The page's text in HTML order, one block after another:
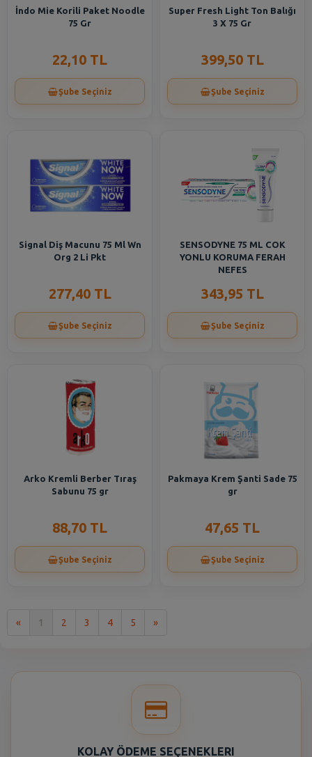
İndo Mie Korili Paket Noodle
75 Gr
22,10 TL
Şube Seçiniz
Super Fresh Light Ton Balığı
3 X 75 Gr
399,50 TL
Şube Seçiniz
Signal Diş Macunu 75 Ml Wn
Org 2 Li Pkt
277,40 TL
Şube Seçiniz
SENSODYNE 75 ML COK
YONLU KORUMA FERAH
NEFES
343,95 TL
Şube Seçiniz
Arko Kremli Berber Tıraş
Sabunu 75 gr
88,70 TL
Şube Seçiniz
Pakmaya Krem Şanti Sade 75
gr
47,65 TL
Şube Seçiniz
« 1 2 3 4 5 »Son
KOLAY ÖDEME SEÇENEKLERI